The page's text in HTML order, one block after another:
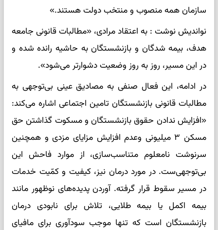
سازمان همه منصوب و منتخب دولت هستند.»
نواندیش نوشت : به اعتقاد مرادی، «مطالبات قانونی جامعه
هدف، بیمه شدگان و بازنشستگان به حاشیه رانده شده و
در این مسیر، روز به روز وضعیت دشوارتر می‌شود».
در ادامه، این فعال صنفی به مصادیق عینی بی‌توجهی به
مطالبات قانونی بازنشستگان تامین اجتماعی اشاره می‌کند:
«افزایش ندادن حقوق بازنشستگان و مسکوت گذاشتن حق
مسکن ۳ میلیونی وعدم افزایش مزایای مزدی و همچنین
سرنوشت نامعلوم متناسب‌سازی، از موارد فاحش این
بی‌توجهی‌ست. در مورد درمان نیز، کیفیت و کمّیت خدمات
در مسیر سقوط قرار گرفته. آوردن پدیده‌های نوظهور مانند
بیمه اکمل یا بیمه طلایی، تلاش برای نابودی درمان
بازنشستگان است که تنها موجب سودآوری برای مافیای